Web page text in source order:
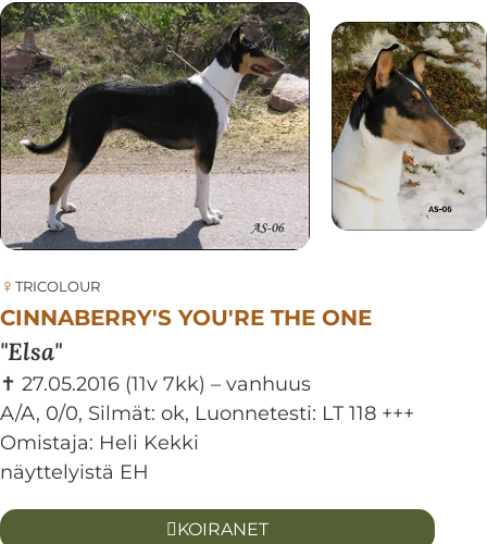
♀ TRICOLOUR
CINNABERRY'S YOU'RE THE ONE
Elsa
✝ 27.05.2016 (11v 7kk) – vanhuus
A/A, 0/0, Silmät: ok, Luonnetesti: LT 118 +++
Omistaja: Heli Kekki
näyttelyistä EH
KOIRANET